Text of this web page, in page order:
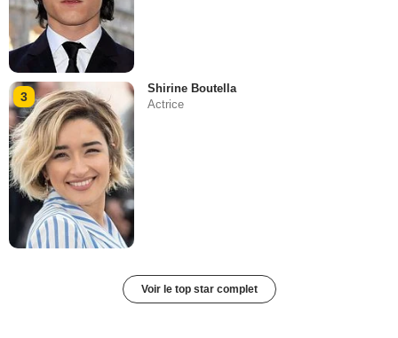
3
Shirine Boutella
Actrice
Voir le top star complet